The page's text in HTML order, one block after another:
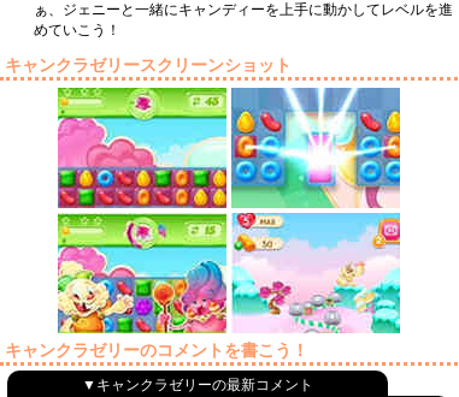
ぁ、ジェニーと一緒にキャンディーを上手に動かしてレベルを進
めていこう！
キャンクラゼリースクリーンショット
キャンクラゼリーのコメントを書こう！
▼キャンクラゼリーの最新コメント